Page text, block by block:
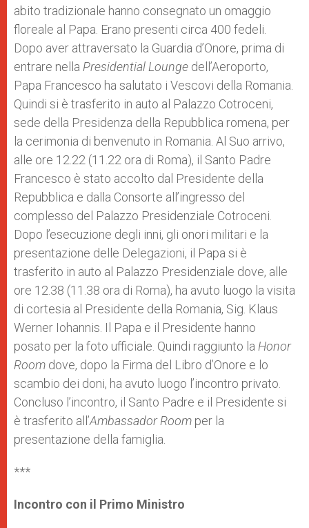
abito tradizionale hanno consegnato un omaggio
floreale al Papa. Erano presenti circa 400 fedeli.
Dopo aver attraversato la Guardia d’Onore, prima di
entrare nella Presidential Lounge dell’Aeroporto,
Papa Francesco ha salutato i Vescovi della Romania.
Quindi si è trasferito in auto al Palazzo Cotroceni,
sede della Presidenza della Repubblica romena, per
la cerimonia di benvenuto in Romania. Al Suo arrivo,
alle ore 12.22 (11.22 ora di Roma), il Santo Padre
Francesco è stato accolto dal Presidente della
Repubblica e dalla Consorte all’ingresso del
complesso del Palazzo Presidenziale Cotroceni.
Dopo l’esecuzione degli inni, gli onori militari e la
presentazione delle Delegazioni, il Papa si è
trasferito in auto al Palazzo Presidenziale dove, alle
ore 12.38 (11.38 ora di Roma), ha avuto luogo la visita
di cortesia al Presidente della Romania, Sig. Klaus
Werner Iohannis. Il Papa e il Presidente hanno
posato per la foto ufficiale. Quindi raggiunto la Honor
Room dove, dopo la Firma del Libro d’Onore e lo
scambio dei doni, ha avuto luogo l’incontro privato.
Concluso l’incontro, il Santo Padre e il Presidente si
è trasferito all’Ambassador Room per la
presentazione della famiglia.
***
Incontro con il Primo Ministro